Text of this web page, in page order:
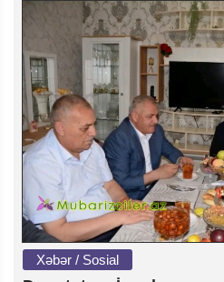
Xəbər / Sosial